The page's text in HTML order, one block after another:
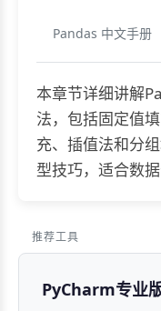
Pandas 中文手册
本章节详细讲解
法，包括固定值
充、插值法和分
型技巧，适合数
推荐工具
PyCharm专业